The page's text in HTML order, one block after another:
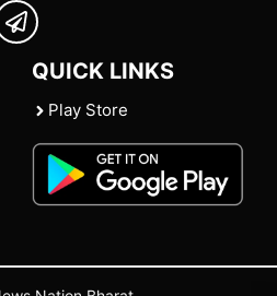
QUICK LINKS
Play Store